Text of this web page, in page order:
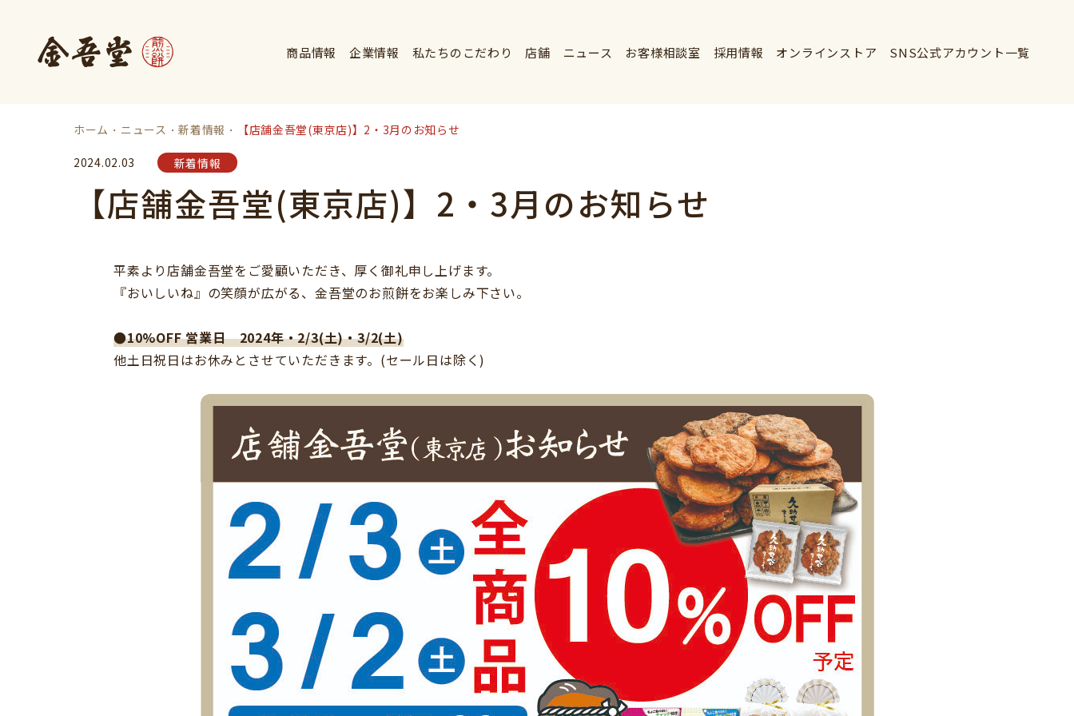
商品情報 企業情報 私たちのこだわり 店舗 ニュース お客様相談室 採用情報 オンラインストア SNS公式アカウント一覧
ホーム ニュース 新着情報 【店舗金吾堂(東京店)】2・3月のお知らせ
2024.02.03 新着情報
【店舗金吾堂(東京店)】2・3月のお知らせ
平素より店舗金吾堂をご愛顧いただき、厚く御礼申し上げます。
『おいしいね』の笑顔が広がる、金吾堂のお煎餅をお楽しみ下さい。
●10%OFF 営業日 2024年・2/3(土)・3/2(土)
他土日祝日はお休みとさせていただきます。(セール日は除く)